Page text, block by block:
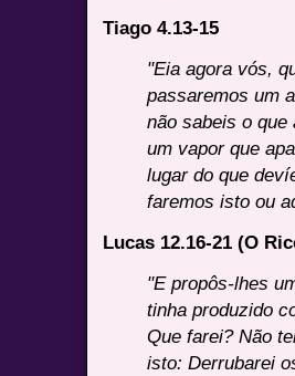
Tiago 4.13-15
"Eia agora vós,
passaremos um
não sabeis o
um vapor que
lugar do que
faremos isto ou
Lucas 12.16-21 (O
"E propôs-lhes
tinha produzido
Que farei? Não
isto: Derrubarei